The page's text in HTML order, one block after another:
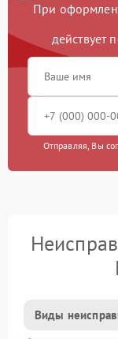
При
действует
Отправляя, Вы
Виды